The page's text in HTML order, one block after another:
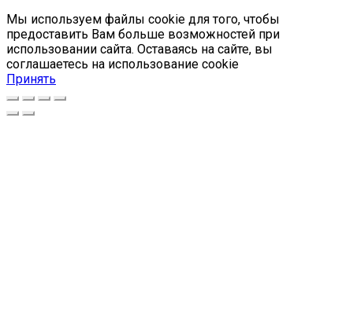
Мы используем файлы cookie для того, чтобы
предоставить Вам больше возможностей при
использовании сайта. Оставаясь на сайте, вы
соглашаетесь на использование cookie
Принять